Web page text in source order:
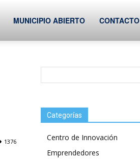
MUNICIPIO ABIERTO CONTACTO
1376
Categorías
Centro de Innovación
Emprendedores